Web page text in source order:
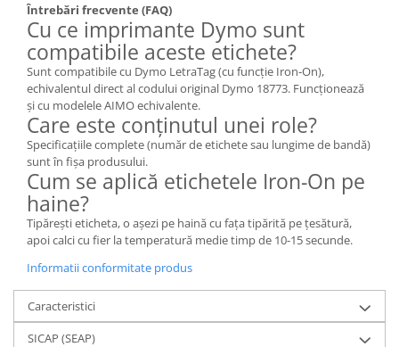
Întrebări frecvente (FAQ)
Cu ce imprimante Dymo sunt
compatibile aceste etichete?
Sunt compatibile cu Dymo LetraTag (cu funcție Iron-On),
echivalentul direct al codului original Dymo 18773. Funcționează
și cu modelele AIMO echivalente.
Care este conținutul unei role?
Specificațiile complete (număr de etichete sau lungime de bandă)
sunt în fișa produsului.
Cum se aplică etichetele Iron-On pe
haine?
Tipărești eticheta, o așezi pe haină cu fața tipărită pe țesătură,
apoi calci cu fier la temperatură medie timp de 10-15 secunde.
Informatii conformitate produs
Caracteristici
SICAP (SEAP)